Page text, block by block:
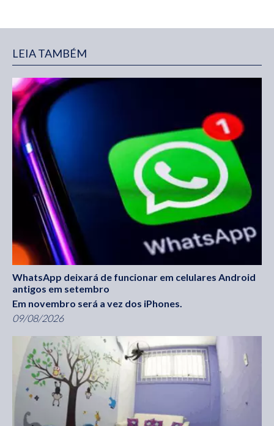
LEIA TAMBÉM
WhatsApp deixará de funcionar em celulares Android
antigos em setembro
Em novembro será a vez dos iPhones.
09/08/2026